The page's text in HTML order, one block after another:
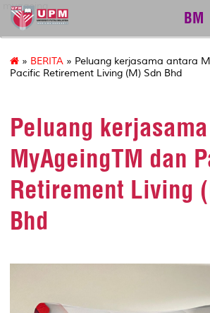
myageing
BM
» BERITA » Peluang kerjasama antara
Pacific Retirement Living (M) Sdn Bhd
Peluang
MyAgeingTM dan
Retirement Living
Bhd